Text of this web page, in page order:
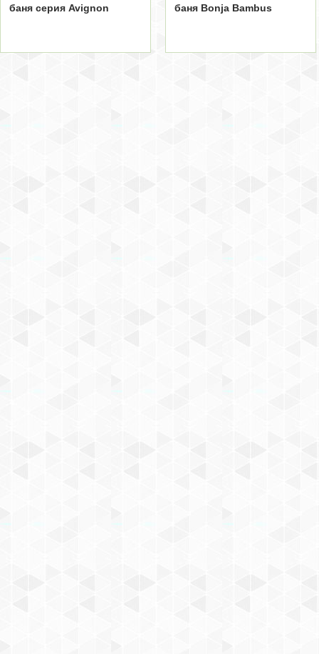
баня серия Avignon
баня Bonja Bambus